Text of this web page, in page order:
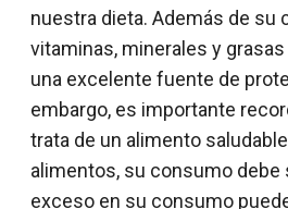
nuestra dieta. Además de su
vitaminas, minerales y
una excelente fuente de
embargo, es importante
trata de un alimento
alimentos, su consumo debe
exceso en su consumo